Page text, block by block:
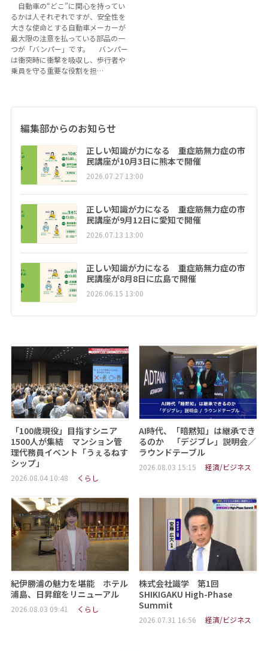
自動車の“どこ”に関心を持ってい
るかは人それぞれですが、安全性を
大きな使命とする自動車メーカーが
最大限の注意を払っている部品の一
つが「バンパー」です。 バンパー
は衝突時に衝撃を吸収し、歩行者や
乗員を守る重要な役割を担…
編集部からのお知らせ
正しい知識が力になる 重症筋無力症の市
民講座が10月3日に熊本で開催
2026.07.27 13:00
正しい知識が力になる 重症筋無力症の市
民講座が9月12日に愛知で開催
2026.07.13 13:00
正しい知識が力になる 重症筋無力症の市
民講座が8月8日に広島で開催
2026.06.15 13:00
「100歳現役」目指すシニア
1500人が集結 マンション管
理代務員イベント「うぇるねす
シップ」
2026.08.04 10:48 くらし
AI時代、「暗黙知」は継承でき
るのか 「デジブレ」説明会／
ラウンドテーブル
2026.08.03 15:15 経済/ビジネス
紀伊勝浦の魅力を堪能 ホテル
浦島、日昇館をリニューアル
2026.08.03 09:41 くらし
株式会社識学 第1回
SHIKIGAKU High-Phase
Summit
2026.07.31 16:56 経済/ビジネス